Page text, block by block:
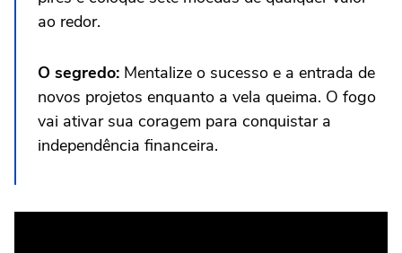
ao redor.
O segredo: Mentalize o sucesso e a entrada de
novos projetos enquanto a vela queima. O fogo
vai ativar sua coragem para conquistar a
independência financeira.